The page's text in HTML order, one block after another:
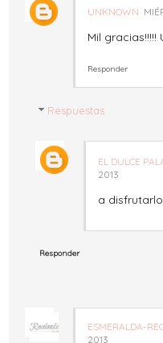
UNKNOWN
Mil gracias!!!!!
Responder
Respuestas
EL DULCE
2013
a
Responder
ESMERALDA-
2013